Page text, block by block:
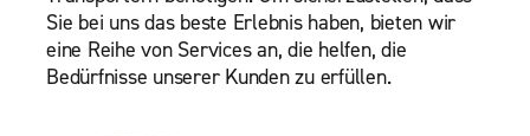
Sie bei uns das beste Erlebnis haben, bieten wir
eine Reihe von Services an, die helfen, die
Bedürfnisse unserer Kunden zu erfüllen.